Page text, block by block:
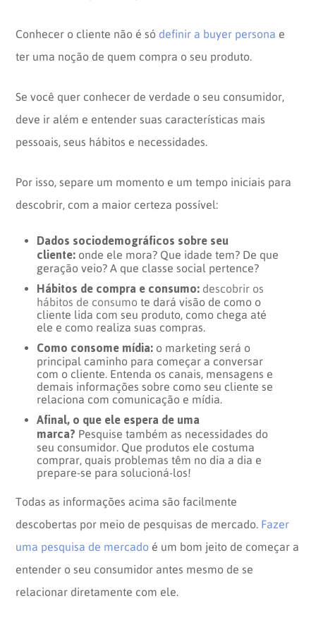
Conhecer o cliente não é só definir a buyer persona e
ter uma noção de quem compra o seu produto.
Se você quer conhecer de verdade o seu consumidor,
deve ir além e entender suas características mais
pessoais, seus hábitos e necessidades.
Por isso, separe um momento e um tempo iniciais para
descobrir, com a maior certeza possível:
Dados sociodemográficos sobre seu
cliente: onde ele mora? Que idade tem? De que
geração veio? A que classe social pertence?
Hábitos de compra e consumo: descobrir os
hábitos de consumo te dará visão de como o
cliente lida com seu produto, como chega até
ele e como realiza suas compras.
Como consome mídia: o marketing será o
principal caminho para começar a conversar
com o cliente. Entenda os canais, mensagens e
demais informações sobre como seu cliente se
relaciona com comunicação e mídia.
Afinal, o que ele espera de uma
marca? Pesquise também as necessidades do
seu consumidor. Que produtos ele costuma
comprar, quais problemas têm no dia a dia e
prepare-se para solucioná-los!
Todas as informações acima são facilmente
descobertas por meio de pesquisas de mercado. Fazer
uma pesquisa de mercado é um bom jeito de começar a
entender o seu consumidor antes mesmo de se
relacionar diretamente com ele.